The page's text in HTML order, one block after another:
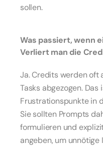
sollen.
Was passiert, wenn
Verliert man die
Ja. Credits werden oft
Tasks abgezogen.
Frustrationspunkte in
Sie sollten Prompts
formulieren und
angeben, um